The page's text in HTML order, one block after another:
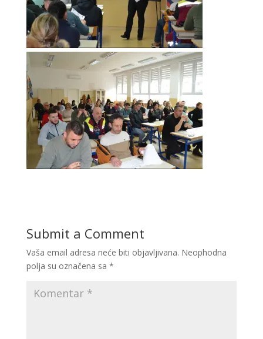
Submit a Comment
Vaša email adresa neće biti objavljivana. Neophodna
polja su označena sa *